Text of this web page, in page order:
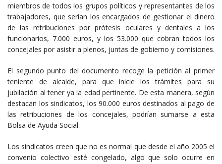
miembros de todos los grupos políticos y representantes de los
trabajadores, que serían los encargados de gestionar el dinero
de las retribuciones por prótesis oculares y dentales a los
funcionarios, 7.000 euros, y los 53.000 que cobran todos los
concejales por asistir a plenos, juntas de gobierno y comisiones.
El segundo punto del documento recoge la petición al primer
teniente de alcalde, para que inicie los trámites para su
jubilación al tener ya la edad pertinente. De esta manera, según
destacan los sindicatos, los 90.000 euros destinados al pago de
las retribuciones de los concejales, podrían sumarse a esta
Bolsa de Ayuda Social.
Los sindicatos creen que no es normal que desde el año 2005 el
convenio colectivo esté congelado, algo que solo ocurre en